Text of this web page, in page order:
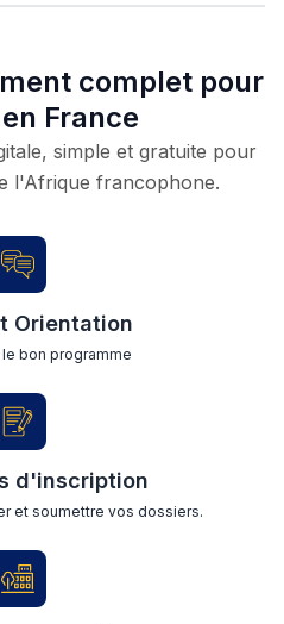
complet pour
France
simple et gratuite pour
l'Afrique francophone.
Orientation
bon programme
d'inscription
et soumettre vos dossiers.